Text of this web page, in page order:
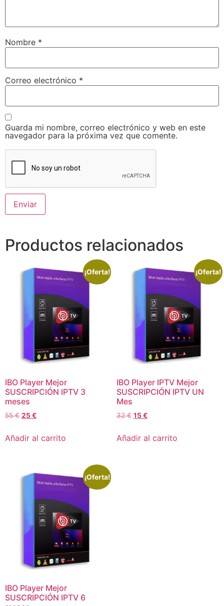
Nombre *
Correo electrónico *
Guarda mi nombre, correo electrónico y web en este
navegador para la próxima vez que comente.
Productos relacionados
¡Oferta!
IBO Player Mejor
SUSCRIPCIÓN IPTV 3
meses
55€ 25€
Añadir al carrito
¡Oferta!
IBO Player IPTV Mejor
SUSCRIPCIÓN IPTV UN
Mes
32€ 15€
Añadir al carrito
¡Oferta!
IBO Player Mejor
SUSCRIPCIÓN IPTV 6